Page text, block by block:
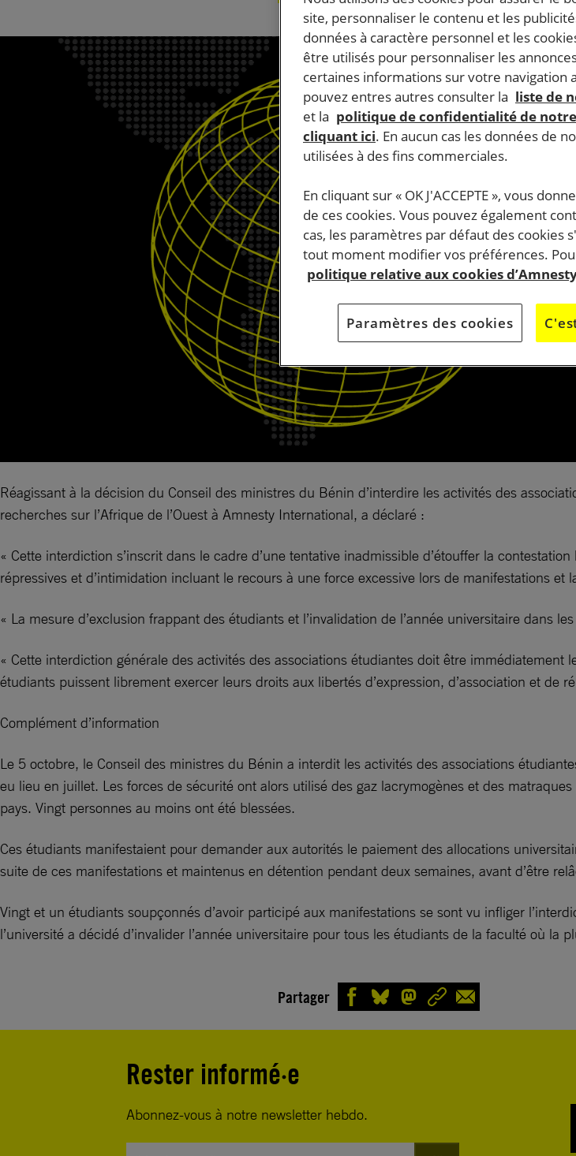
Réagissant à la décision du Conseil des ministres du Bénin d’interdire les activités des
recherches sur l’Afrique de l’Ouest à Amnesty International, a déclaré :
« Cette interdiction s’inscrit dans le cadre d’une tentative inadmissible d’étouffer la
répressives et d’intimidation incluant le recours à une force excessive lors de manifestations
« La mesure d’exclusion frappant des étudiants et l’invalidation de l’année universitaire dans
« Cette interdiction générale des activités des associations étudiantes doit être
étudiants puissent librement exercer leurs droits aux libertés d’expression, d’association et de
Complément d’information
Le 5 octobre, le Conseil des ministres du Bénin a interdit les activités des associations
eu lieu en juillet. Les forces de sécurité ont alors utilisé des gaz lacrymogènes et des
pays. Vingt personnes au moins ont été blessées.
Ces étudiants manifestaient pour demander aux autorités le paiement des allocations
suite de ces manifestations et maintenus en détention pendant deux semaines, avant d’être
Vingt et un étudiants soupçonnés d’avoir participé aux manifestations se sont vu infliger
l’université a décidé d’invalider l’année universitaire pour tous les étudiants de la faculté où
Partager
Rester informé·e
Abonnez-vous à notre newsletter hebdo.
site, personnaliser le contenu et les
données à caractère personnel et les
être utilisés pour personnaliser les
certaines informations sur votre navigation
pouvez entres autres consulter la liste de
et la politique de confidentialité de
cliquant ici. En aucun cas les données de
utilisées à des fins commerciales.
En cliquant sur « OK J'ACCEPTE », vous
de ces cookies. Vous pouvez également
cas, les paramètres par défaut des cookies
tout moment modifier vos préférences.
politique relative aux cookies
Paramètres des cookies